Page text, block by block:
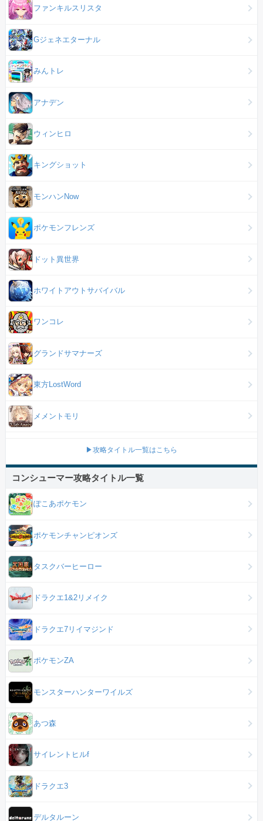
ファンキルスリスタ
Gジェネエターナル
みんトレ
アナデン
ウィンヒロ
キングショット
モンハンNow
ポケモンフレンズ
ドット異世界
ホワイトアウトサバイバル
ワンコレ
グランドサマナーズ
東方LostWord
メメントモリ
▶攻略タイトル一覧はこちら
コンシューマー攻略タイトル一覧
ぽこあポケモン
ポケモンチャンピオンズ
タスクバーヒーロー
ドラクエ1&2リメイク
ドラクエ7リイマジンド
ポケモンZA
モンスターハンターワイルズ
あつ森
サイレントヒルf
ドラクエ3
デルタルーン